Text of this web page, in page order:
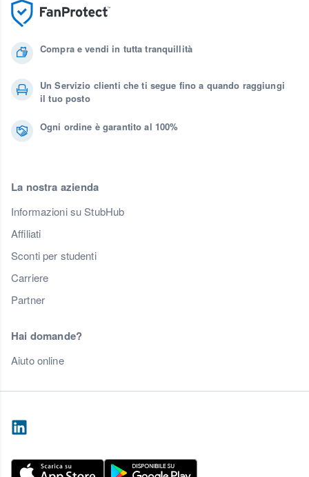
Compra e vendi in tutta tranquillità
Un Servizio clienti che ti segue fino a quando raggiungi
il tuo posto
Ogni ordine è garantito al 100%
La nostra azienda
Informazioni su StubHub
Affiliati
Sconti per studenti
Carriere
Partner
Hai domande?
Aiuto online